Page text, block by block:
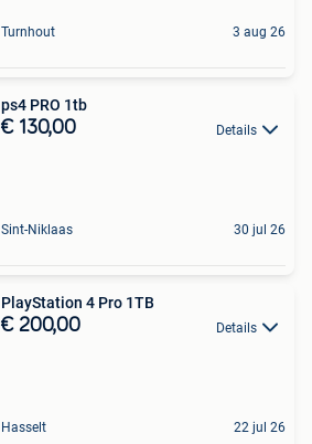
Turnhout 3 aug 26
ps4 PRO 1tb
€ 130,00 Details
Sint-Niklaas 30 jul 26
PlayStation 4 Pro 1TB
€ 200,00 Details
Hasselt 22 jul 26